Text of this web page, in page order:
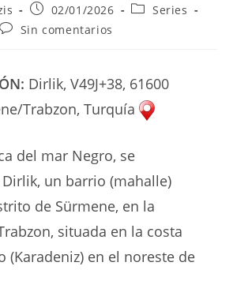
Publicación
la
02/01/2026
Categoría
Series
Comentarios
entrada:
Sin comentarios
Dirlik, V49J+38, 61600
Trabzon, Turquía
del mar Negro, se
un barrio (mahalle)
de Sürmene, en la
situada en la costa
(Karadeniz) en el noreste de